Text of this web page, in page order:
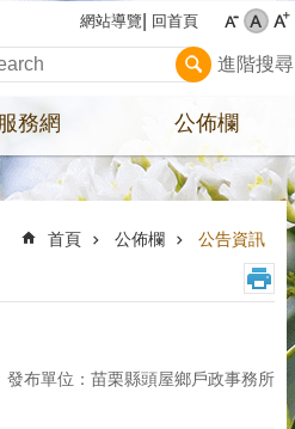
網站導覽 回首頁
進階搜尋
務網 公佈欄
首頁 公佈欄 公告資訊
發布單位：苗栗縣頭屋鄉戶政事務所